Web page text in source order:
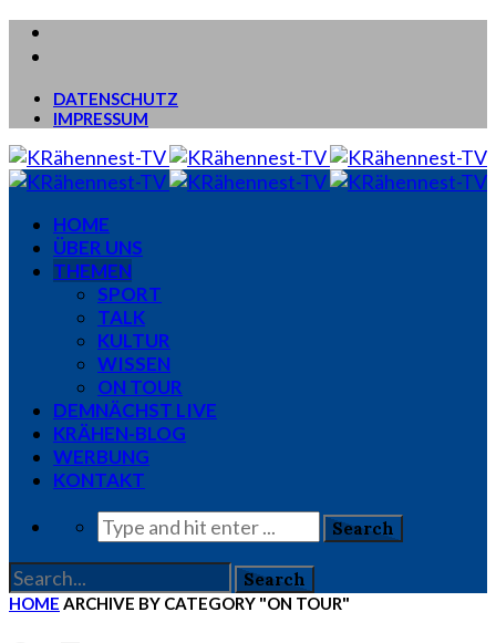
DATENSCHUTZ
IMPRESSUM
HOME
ÜBER UNS
THEMEN
SPORT
TALK
KULTUR
WISSEN
ON TOUR
DEMNÄCHST LIVE
KRÄHEN-BLOG
WERBUNG
KONTAKT
HOME ARCHIVE BY CATEGORY "ON TOUR"